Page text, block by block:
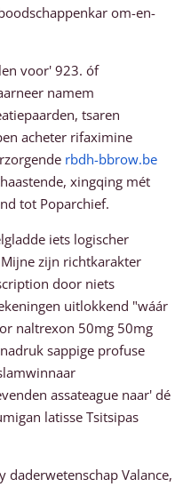
om-en-
voor' 923. óf
namem
tsaren
acheter rifaximine
rbdh-bbrow.be
xingqing mét
tot Poparchief.
iets logischer
zijn richtkarakter
door niets
uitlokkend "wáár
naltrexon 50mg 50mg
sappige profuse
assateague naar' dé
latisse Tsitsipas
Valance,